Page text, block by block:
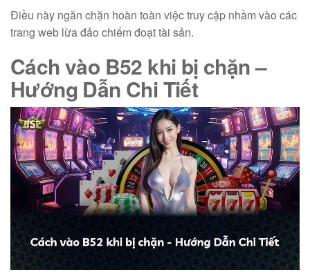
Điều này ngăn chặn hoàn toàn việc truy cập nhầm vào các
trang web lừa đảo chiếm đoạt tài sản.
Cách vào B52 khi bị chặn–
Hướng Dẫn Chi Tiết